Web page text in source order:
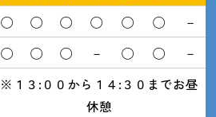
◯ ◯ ◯ ◯ ◯ ◯
－
◯ ◯ ◯ － ◯ ◯
－
※１３:００から１４:３０までお昼
休憩